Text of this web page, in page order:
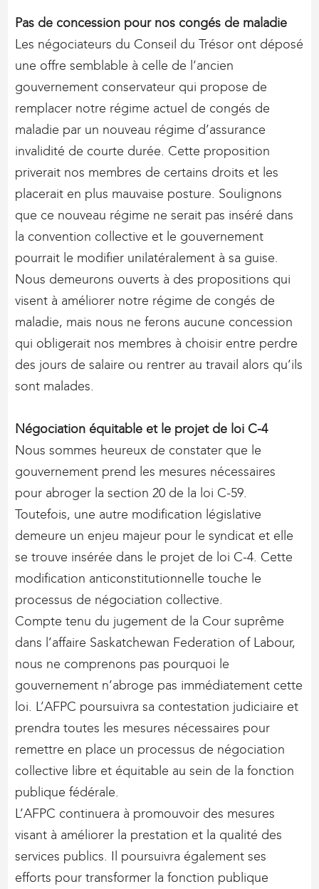
Pas de concession pour nos congés de maladie
Les négociateurs du Conseil du Trésor ont déposé
une offre semblable à celle de l’ancien
gouvernement conservateur qui propose de
remplacer notre régime actuel de congés de
maladie par un nouveau régime d’assurance
invalidité de courte durée. Cette proposition
priverait nos membres de certains droits et les
placerait en plus mauvaise posture. Soulignons
que ce nouveau régime ne serait pas inséré dans
la convention collective et le gouvernement
pourrait le modifier unilatéralement à sa guise.
Nous demeurons ouverts à des propositions qui
visent à améliorer notre régime de congés de
maladie, mais nous ne ferons aucune concession
qui obligerait nos membres à choisir entre perdre
des jours de salaire ou rentrer au travail alors qu’ils
sont malades.
Négociation équitable et le projet de loi C-4
Nous sommes heureux de constater que le
gouvernement prend les mesures nécessaires
pour abroger la section 20 de la loi C-59.
Toutefois, une autre modification législative
demeure un enjeu majeur pour le syndicat et elle
se trouve insérée dans le projet de loi C-4. Cette
modification anticonstitutionnelle touche le
processus de négociation collective.
Compte tenu du jugement de la Cour suprême
dans l’affaire Saskatchewan Federation of Labour,
nous ne comprenons pas pourquoi le
gouvernement n’abroge pas immédiatement cette
loi. L’AFPC poursuivra sa contestation judiciaire et
prendra toutes les mesures nécessaires pour
remettre en place un processus de négociation
collective libre et équitable au sein de la fonction
publique fédérale.
L’AFPC continuera à promouvoir des mesures
visant à améliorer la prestation et la qualité des
services publics. Il poursuivra également ses
efforts pour transformer la fonction publique